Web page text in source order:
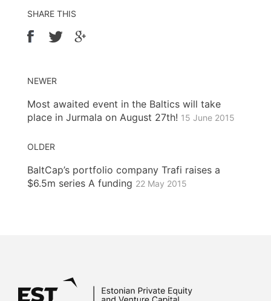
SHARE THIS
NEWER
Most awaited event in the Baltics will take
place in Jurmala on August 27th! 15 June 2015
OLDER
BaltCap’s portfolio company Trafi raises a
$6.5m series A funding 22 May 2015